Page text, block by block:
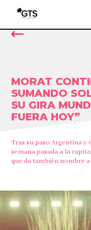
MORAT
SUMANDO
SU GIRA
FUERA HOY”
Tras su paso Argentina y
semana pasada a la
que da también nombre